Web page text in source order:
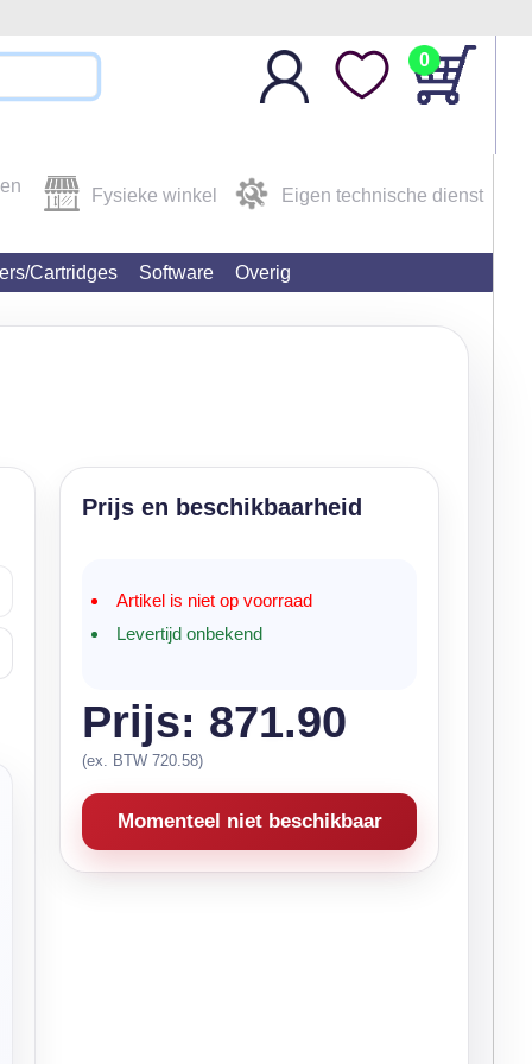
0
Fysieke winkel Eigen technische dienst
Cartridges Software Overig
Artikel is niet op voorraad
Levertijd onbekend
Prijs: 871.90
(ex. BTW 720.58)
Momenteel niet beschikbaar